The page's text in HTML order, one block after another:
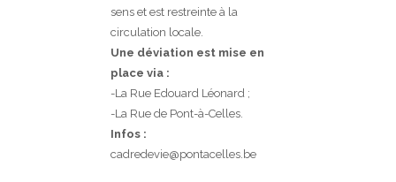
sens et est restreinte à la
circulation locale.
Une déviation est mise en
place via :
-La Rue Edouard Léonard ;
-La Rue de Pont-à-Celles.
Infos :
cadredevie@pontacelles.be